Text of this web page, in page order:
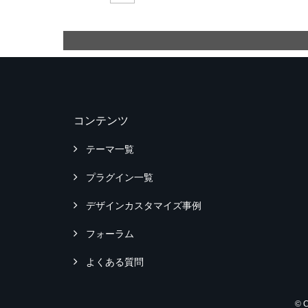
コンテンツ
テーマ一覧
プラグイン一覧
デザインカスタマイズ事例
フォーラム
よくある質問
©